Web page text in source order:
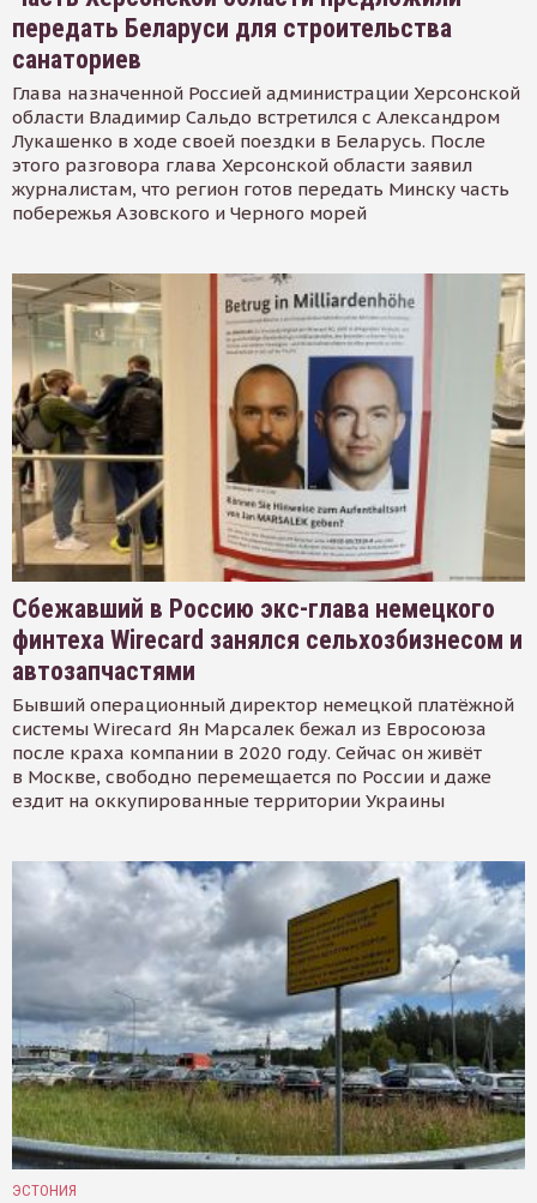
передать Беларуси для строительства
санаториев
Глава назначенной Россией администрации Херсонской
области Владимир Сальдо встретился с Александром
Лукашенко в ходе своей поездки в Беларусь. После
этого разговора глава Херсонской области заявил
журналистам, что регион готов передать Минску часть
побережья Азовского и Черного морей
Сбежавший в Россию экс-глава немецкого
финтеха Wirecard занялся сельхозбизнесом и
автозапчастями
Бывший операционный директор немецкой платёжной
системы Wirecard Ян Марсалек бежал из Евросоюза
после краха компании в 2020 году. Сейчас он живёт
в Москве, свободно перемещается по России и даже
ездит на оккупированные территории Украины
ЭСТОНИЯ